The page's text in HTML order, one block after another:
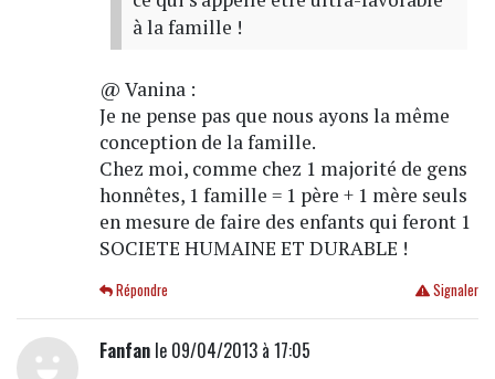
à la famille !
@ Vanina :
Je ne pense pas que nous ayons la même
conception de la famille.
Chez moi, comme chez 1 majorité de gens
honnêtes, 1 famille = 1 père + 1 mère seuls
en mesure de faire des enfants qui feront 1
SOCIETE HUMAINE ET DURABLE !
Signaler
Répondre
Fanfanle 09/04/2013 à 17:05